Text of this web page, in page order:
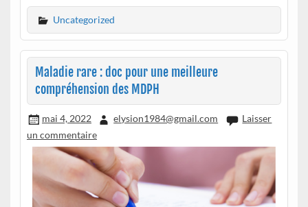
Uncategorized
Maladie rare : doc pour une meilleure
compréhension des MDPH
mai 4, 2022 elysion1984@gmail.com
Laisser
un commentaire